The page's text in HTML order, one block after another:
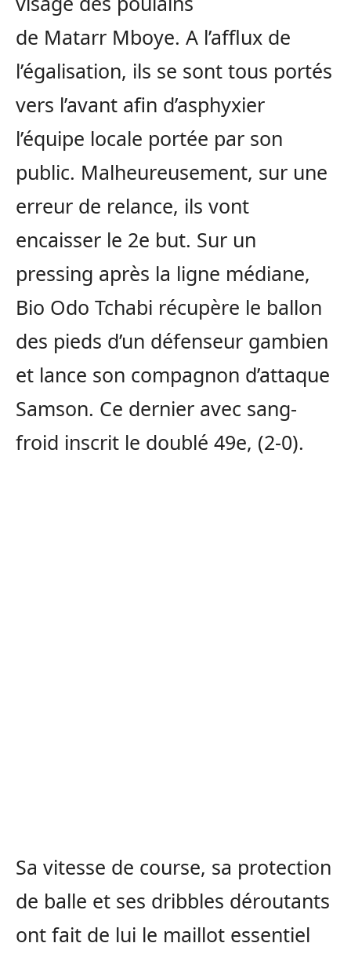
de Matarr Mboye. A l’afflux de
l’égalisation, ils se sont tous portés
vers l’avant afin d’asphyxier
l’équipe locale portée par son
public. Malheureusement, sur une
erreur de relance, ils vont
encaisser le 2e but. Sur un
pressing après la ligne médiane,
Bio Odo Tchabi récupère le ballon
des pieds d’un défenseur gambien
et lance son compagnon d’attaque
Samson. Ce dernier avec sang-
froid inscrit le doublé 49e, (2-0).
Sa vitesse de course, sa protection
de balle et ses dribbles déroutants
ont fait de lui le maillot essentiel